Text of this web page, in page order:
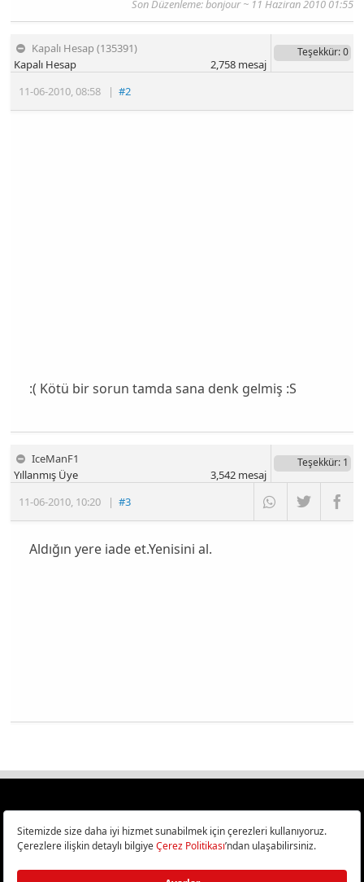
Son Düzenleme:bonjour~ 11 Haziran 2010 01:55
Kapalı Hesap (135391)
11-06-2010,08:58 |#2
Kapalı Hesap
Teşekkür: 0
2,758mesaj
:( Kötü bir sorun tamda sana denk gelmiş :S
IceManF1
11-06-2010, 10:20 |#3
Yıllanmış Üye
Teşekkür: 1
3,542mesaj
Aldığın yere iade et.Yenisini al.
Türkiye
Bilişim ve Teknoloji Haberleri CHIP Online’da!